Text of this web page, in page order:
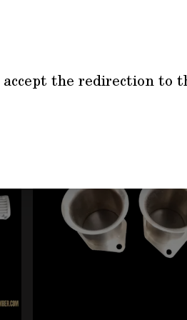
the redirection to
È possibile saltare il